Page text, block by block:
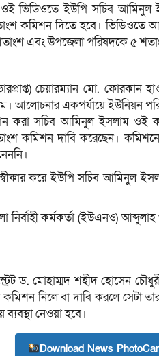
ভিডিওতে ইউপি সচিব
কমিশন দিতে হবে। ভিডিওতে
এবং উপজেলা পরিষদকে ৫
চেয়ারম্যান মো.
আলোচনার একপর্যায়ে ইউনিয়ন
করা সচিব আমিনুল ইসলাম ওই
কমিশন দাবি করেছেন।
করে ইউপি সচিব আমিনুল
নির্বাহী কর্মকর্তা (ইউএনও)
ড. মোহাম্মদ শহীদ হোসেন
নিলে বা দাবি করলে সেটা
নেওয়া হবে।
Download News